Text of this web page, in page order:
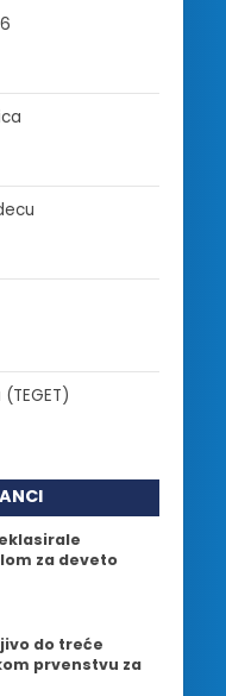
za deveto
do treće
prvenstvu za